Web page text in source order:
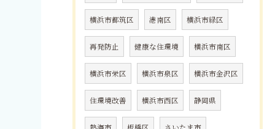
横浜市都筑区 港南区 横浜市緑区
再発防止 健康な住環境 横浜市南区
横浜市栄区 横浜市泉区 横浜市金沢区
住環境改善 横浜市西区 静岡県